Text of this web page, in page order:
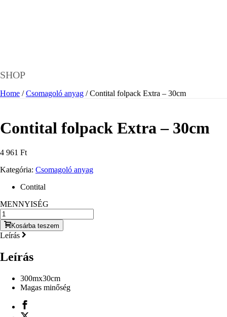
SHOP
Home /Csomagoló anyag / Contital folpack Extra – 30cm
Contital folpack Extra – 30cm
4 961 Ft
Kategória: Csomagoló anyag
Contital
MENNYISÉG
Kosárba teszem
Leírás
Leírás
300mx30cm
Magas minőség